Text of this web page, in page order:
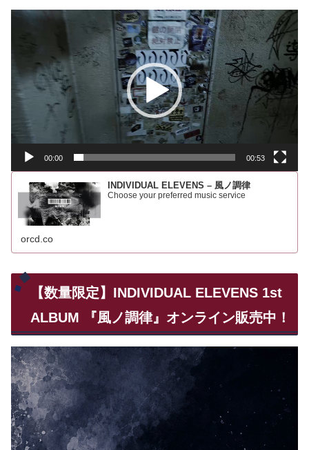
レ
ー
ー
00:00 00:53
INDIVIDUAL ELEVENS – 風ノ調律
Choose your preferred music service
orcd.co
【数量限定】INDIVIDUAL ELEVENS 1st
ALBUM 『風ノ調律』オンライン販売中！
動
画
プ
レ
ー